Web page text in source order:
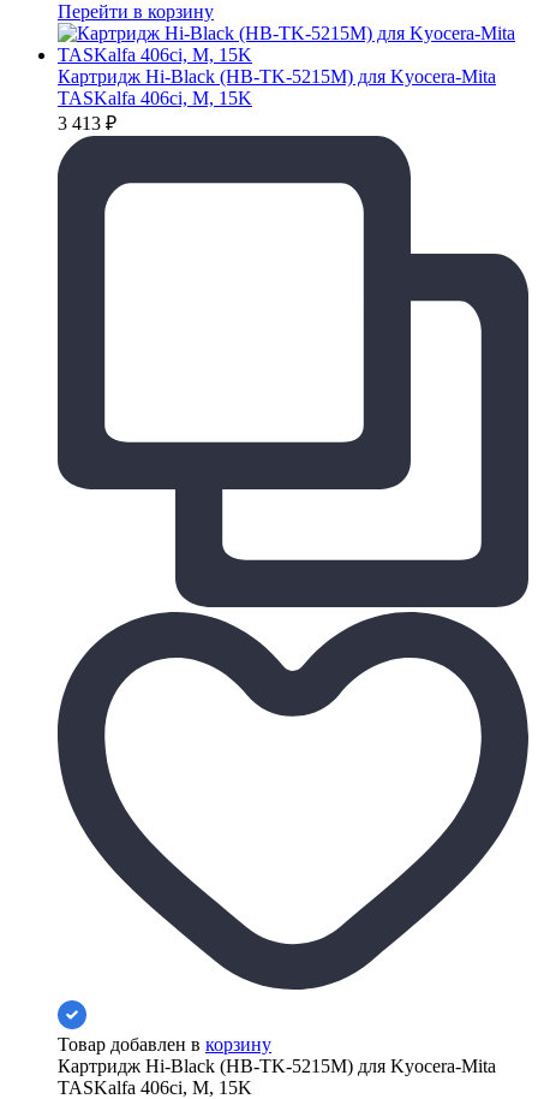
Перейти в корзину
Картридж Hi-Black (HB-TK-5215M) для Kyocera-Mita
TASKalfa 406ci, M, 15K
3 413 ₽
Товар добавлен в корзину
Картридж Hi-Black (HB-TK-5215M) для Kyocera-Mita
TASKalfa 406ci, M, 15K